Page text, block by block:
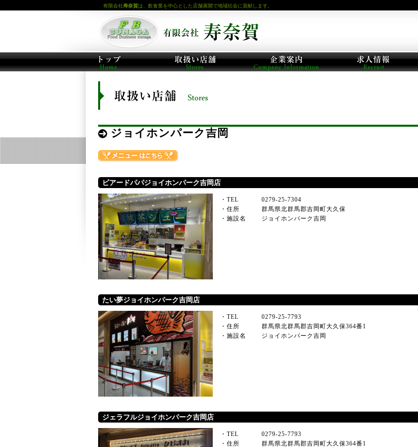
有限会社寿奈賀は、飲食業を中心とした店舗展開で地域社会に貢献します。
ジョイホンパーク吉岡
ビアードパパジョイホンパーク吉岡店
・TEL
0279-25-7304
・住所
群馬県北群馬郡吉岡町大久保
・施設名
ジョイホンパーク吉岡
たい夢ジョイホンパーク吉岡店
・TEL
0279-25-7793
・住所
群馬県北群馬郡吉岡町大久保364番1
・施設名
ジョイホンパーク吉岡
ジェラフルジョイホンパーク吉岡店
・TEL
0279-25-7793
・住所
群馬県北群馬郡吉岡町大久保364番1